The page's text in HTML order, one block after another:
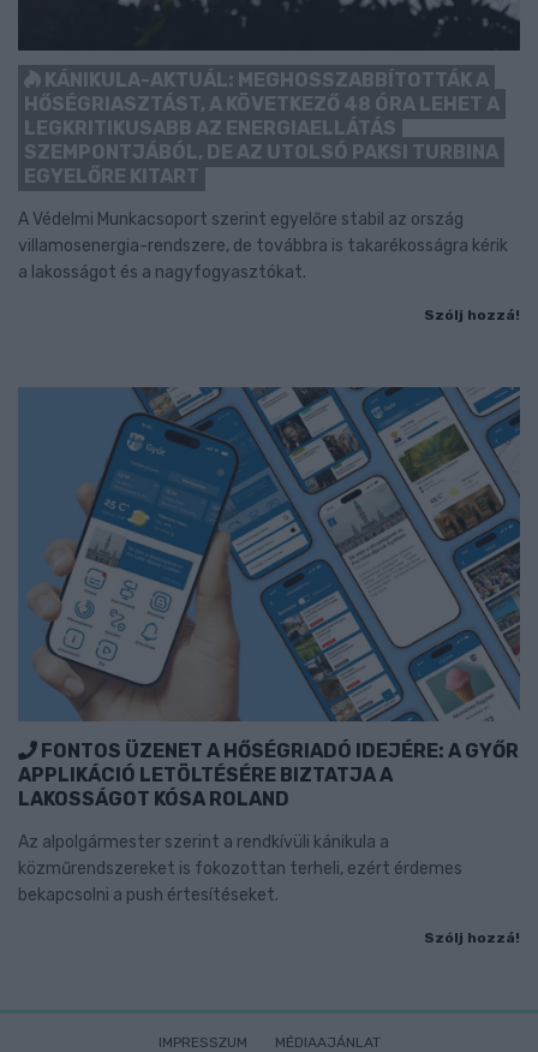
KÁNIKULA-AKTUÁL: MEGHOSSZABBÍTOTTÁK A
HŐSÉGRIASZTÁST, A KÖVETKEZŐ 48 ÓRA LEHET A
LEGKRITIKUSABB AZ ENERGIAELLÁTÁS
SZEMPONTJÁBÓL, DE AZ UTOLSÓ PAKSI TURBINA
EGYELŐRE KITART
A Védelmi Munkacsoport szerint egyelőre stabil az ország
villamosenergia-rendszere, de továbbra is takarékosságra kérik
a lakosságot és a nagyfogyasztókat.
Szólj hozzá!
FONTOS ÜZENET A HŐSÉGRIADÓ IDEJÉRE: A GYŐR
APPLIKÁCIÓ LETÖLTÉSÉRE BIZTATJA A
LAKOSSÁGOT KÓSA ROLAND
Az alpolgármester szerint a rendkívüli kánikula a
közműrendszereket is fokozottan terheli, ezért érdemes
bekapcsolni a push értesítéseket.
Szólj hozzá!
IMPRESSZUM MÉDIAAJÁNLAT